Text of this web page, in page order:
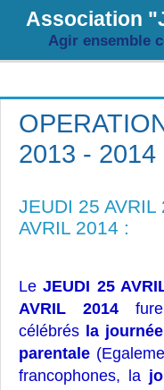
Association
Agir ensemble
Page d'accueil
Agenda
Album
Sondages
Blog
2013 - 2014
JEUDI 25
AVRIL 2014 :
LeJEUDI 25
AVRIL
2014
célébrés la
parentale
francophones, la